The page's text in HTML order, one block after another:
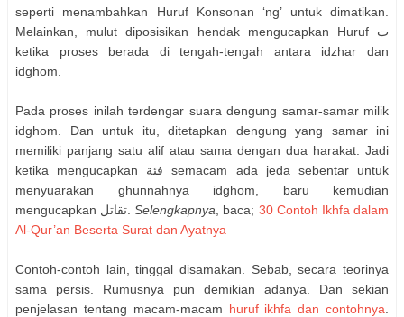
seperti menambahkan Huruf Konsonan ‘ng’ untuk dimatikan.
Melainkan, mulut diposisikan hendak mengucapkan Huruf ت
ketika proses berada di tengah-tengah antara idzhar dan
idghom.
Pada proses inilah terdengar suara dengung samar-samar milik
idghom. Dan untuk itu, ditetapkan dengung yang samar ini
memiliki panjang satu alif atau sama dengan dua harakat. Jadi
ketika mengucapkan فئة semacam ada jeda sebentar untuk
menyuarakan ghunnahnya idghom, baru kemudian
mengucapkan تقاتل.Selengkapnya , baca; 30 Contoh Ikhfa dalam
Al-Qur’an Beserta Surat dan Ayatnya
Contoh-contoh lain, tinggal disamakan. Sebab, secara teorinya
sama persis. Rumusnya pun demikian adanya. Dan sekian
penjelasan tentang macam-macam huruf ikhfa dan contohnya